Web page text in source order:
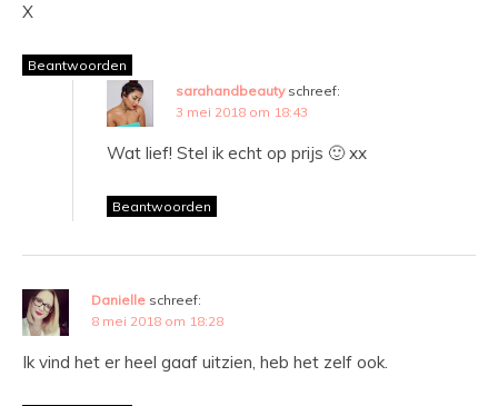
X
Beantwoorden
sarahandbeauty schreef:
3 mei 2018 om 18:43
Wat lief! Stel ik echt op prijs 🙂 xx
Beantwoorden
Danielle schreef:
8 mei 2018 om 18:28
Ik vind het er heel gaaf uitzien, heb het zelf ook.